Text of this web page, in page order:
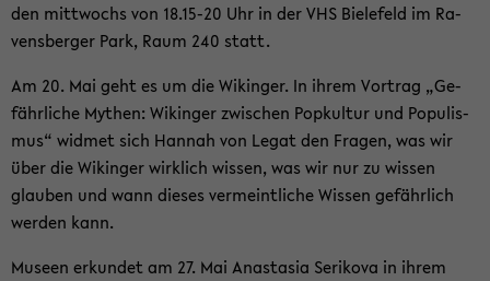
den mitt­wochs von 18.15-20 Uhr in der VHS Bie­le­feld im Ra­
vens­ber­ger Park, Raum 240 statt.
Am 20. Mai geht es um die Wi­kin­ger. In ihrem Vor­trag „Ge­
fähr­li­che My­then: Wi­kin­ger zwi­schen Pop­kul­tur und Po­pu­lis­
mus“ wid­met sich Han­nah von Legat den Fra­gen, was wir
über die Wi­kin­ger wirk­lich wis­sen, was wir nur zu wis­sen
glau­ben und wann die­ses ver­meint­li­che Wis­sen ge­fähr­lich
wer­den kann.
Mu­se­en er­kun­det am 27. Mai Ana­sta­sia Se­ri­ko­va in ihrem